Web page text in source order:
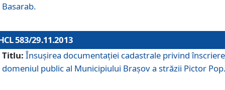
Basarab.
583/29.11.2013
Titlu: Însuşirea documentaţiei cadastrale privind
domeniul public al Municipiului Braşov a străzii Pictor